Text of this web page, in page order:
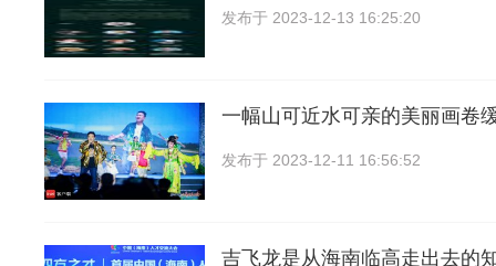
发布于 2023-12-13 16:25:20
一幅山可近水可亲的美丽画卷
发布于 2023-12-11 16:56:52
吉飞龙是从海南临高走出去的